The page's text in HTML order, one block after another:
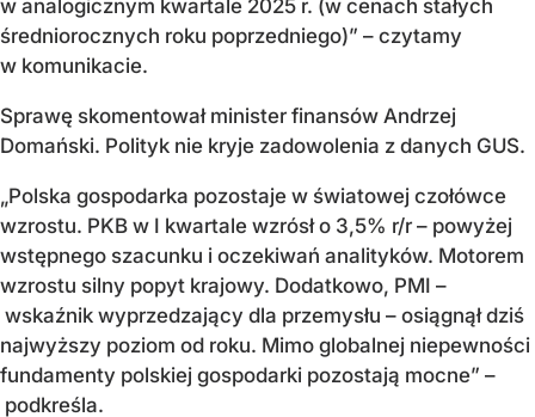
w analogicznym kwartale 2025 r. (w cenach stałych
średniorocznych roku poprzedniego)” – czytamy
w komunikacie.
Sprawę skomentował minister finansów Andrzej
Domański. Polityk nie kryje zadowolenia z danych GUS.
„Polska gospodarka pozostaje w światowej czołówce
wzrostu. PKB w I kwartale wzrósł o 3,5% r/r – powyżej
wstępnego szacunku i oczekiwań analityków. Motorem
wzrostu silny popyt krajowy. Dodatkowo, PMI –
wskaźnik wyprzedzający dla przemysłu – osiągnął dziś
najwyższy poziom od roku. Mimo globalnej niepewności
fundamenty polskiej gospodarki pozostają mocne” –
podkreśla.